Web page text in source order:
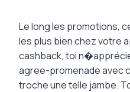
Le long les promotions,
les plus bien chez votre
cashback, toi
agree-promenade avec
troche une telle jambe.